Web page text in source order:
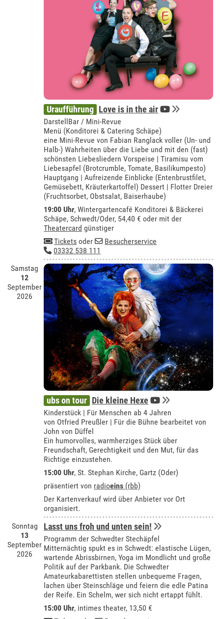
Uraufführung Love is in the air
DarstellBar / Mini-Revue
Menü (Konditorei & Catering Schäpe)
eine Mini-Revue von Fabian Ranglack voller (Un- und
Halb-) Wahrheiten über die Liebe und mit den (fast)
schönsten Liebesliedern Vorspeise | Tiramisu vom
Liebesapfel (Brotcrumble, Tomate, Basilikumpesto)
Hauptgang | Aufreizende Einblicke (Entenbrustfilet,
Gemüsebett, Kräuterkartoffel) Dessert | Flotter Dreier
(Fruchtsorbet, Obstsalat, Baiserhaube)
19:00 Uhr,Wintergartencafé Konditorei & Bäckerei
Schäpe, Schwedt/Oder, 54,40 € oder mit der
Theatercard günstiger
Tickets oder
Besucherservice
03332 538 111
Samstag
12
September
2026
ubs on tour Die kleine Hexe
Kinderstück | Für Menschen ab 4 Jahren
von Otfried Preußler | Für die Bühne bearbeitet von
John von Düffel
Ein humorvolles, warmherziges Stück über
Freundschaft, Gerechtigkeit und den Mut, für das
Richtige einzustehen.
15:00 Uhr, St. Stephan Kirche, Gartz (Oder)
präsentiert von radioeins (rbb)
Der Kartenverkauf wird über Anbieter vor Ort
organisiert.
Sonntag
13
September
2026
Lasst uns froh und unten sein!
Programm der Schwedter Stechäpfel
Mitternächtig spukt es in Schwedt: elastische Lügen,
wartende Abrissbirnen, Yoga im Mondlicht und große
Politik auf der Parkbank. Die Schwedter
Amateurkabarettisten stellen unbequeme Fragen,
lachen über Steinschläge und feiern die edle Patina
der Reife. Ein Schelm, wer sich nicht ertappt fühlt.
15:00 Uhr, intimes theater, 13,50 €